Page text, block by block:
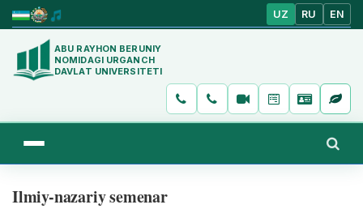
UZ RU EN
ABU RAYHON BERUNIY
NOMIDAGI URGANCH
DAVLAT UNIVERSITETI
Ilmiy-nazariy semenar